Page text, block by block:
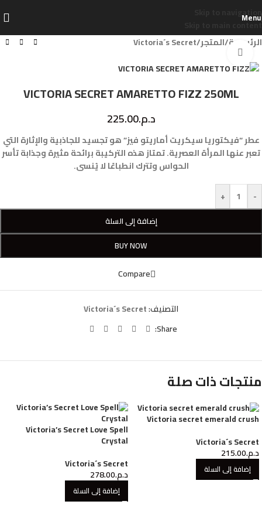
Skip to navigation
Skip to main content
Menu
الرئيسية/المتجر/
Victoria´s Secret
VICTORIA SECRET AMARETTO FIZZ 250ML
د.م.225.00
عطر “فيكتوريا سيكريت أماريتو فيز” هو تجسيد للجاذبية والإثارة التي
تعبر عنها المرأة العصرية. تمتاز هذه التركيبة برائحة مثيرة وجذابة تأسر
الحواس وتترك انطباعًا لا يُنسى.
-
+
إضافة إلى السلة
BUY NOW
Compare
التصنيف:Victoria´s Secret
Share:
منتجات ذات صلة
Victoria secret emerald crush
Victoria´s Secret
د.م.215.00
إضافة إلى السلة
Victoria’s Secret Love Spell
Crystal
Victoria´s Secret
د.م.278.00
إضافة إلى السلة